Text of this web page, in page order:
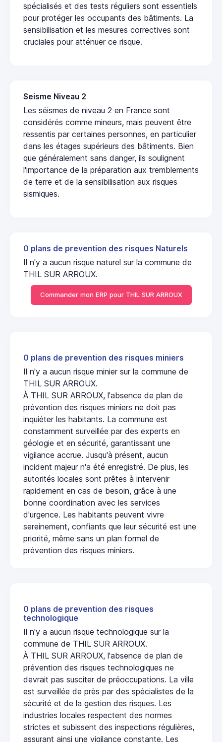
spécialisés et des tests réguliers sont essentiels
pour protéger les occupants des bâtiments. La
sensibilisation et les mesures correctives sont
cruciales pour atténuer ce risque.
Seisme Niveau 2
Les séismes de niveau 2 en France sont
considérés comme mineurs, mais peuvent être
ressentis par certaines personnes, en particulier
dans les étages supérieurs des bâtiments. Bien
que généralement sans danger, ils soulignent
l'importance de la préparation aux tremblements
de terre et de la sensibilisation aux risques
sismiques.
0 plans de prevention des risques Naturels
Il n'y a aucun risque naturel sur la commune de
THIL SUR ARROUX.
Commander mon ERP pour THIL SUR ARROUX
0 plans de prevention des risques miniers
Il n'y a aucun risque minier sur la commune de
THIL SUR ARROUX.
À THIL SUR ARROUX, l'absence de plan de
prévention des risques miniers ne doit pas
inquiéter les habitants. La commune est
constamment surveillée par des experts en
géologie et en sécurité, garantissant une
vigilance accrue. Jusqu'à présent, aucun
incident majeur n'a été enregistré. De plus, les
autorités locales sont prêtes à intervenir
rapidement en cas de besoin, grâce à une
bonne coordination avec les services
d'urgence. Les habitants peuvent vivre
sereinement, confiants que leur sécurité est une
priorité, même sans un plan formel de
prévention des risques miniers.
0 plans de prevention des risques
technologique
Il n'y a aucun risque technologique sur la
commune de THIL SUR ARROUX.
À THIL SUR ARROUX, l'absence de plan de
prévention des risques technologiques ne
devrait pas susciter de préoccupations. La ville
est surveillée de près par des spécialistes de la
sécurité et de la gestion des risques. Les
industries locales respectent des normes
strictes et subissent des inspections régulières,
assurant ainsi une vigilance constante. Les